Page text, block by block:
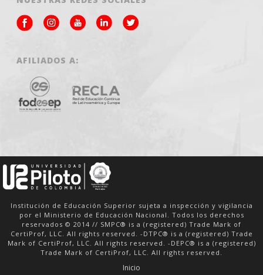
AFILIADOS A:
Institución de Educación Superior sujeta a inspección y vigilancia
por el Ministerio de Educación Nacional. Todos los derechos
reservados © 2014 // SMPC® is a (registered) Trade Mark of
CertiProf, LLC. All rights reserved. -DTPC® is a (registered) Trade
Mark of CertiProf, LLC. All rights reserved. -DEPC® is a (registered)
Trade Mark of CertiProf, LLC. All rights reserved.
Inicio